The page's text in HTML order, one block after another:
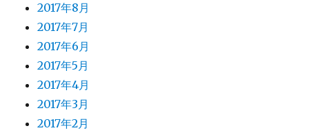
2017年8月
2017年7月
2017年6月
2017年5月
2017年4月
2017年3月
2017年2月